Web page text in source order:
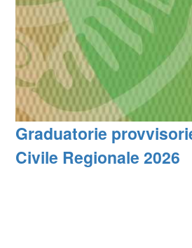
Graduatorie
Civile Regionale 2026